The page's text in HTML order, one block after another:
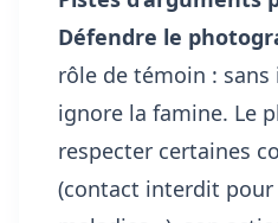
Défendre le
rôle de témoin :
ignore la famine. Le
respecter certaines
(contact interdit pour